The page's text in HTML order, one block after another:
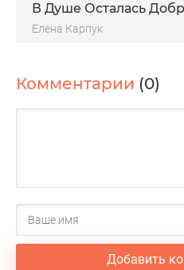
В Душе Осталась
Елена Карпук
Комментарии (0)
Добавить